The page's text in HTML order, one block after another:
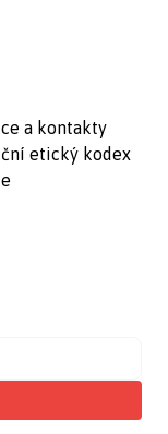
a kontakty
etický kodex